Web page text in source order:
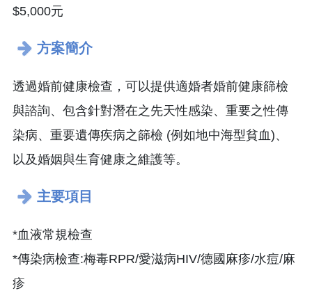
$5,000元
方案簡介
透過婚前健康檢查，可以提供適婚者婚前健康篩檢
與諮詢、包含針對潛在之先天性感染、重要之性傳
染病、重要遺傳疾病之篩檢 (例如地中海型貧血)、
以及婚姻與生育健康之維護等。
主要項目
*血液常規檢查
*傳染病檢查:梅毒RPR/愛滋病HIV/德國麻疹/水痘/麻
疹